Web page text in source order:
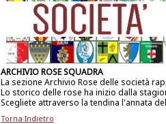
ARCHIVIO ROSE SQUADRA
La sezione Archivio Rose delle società
Lo storico delle rose ha inizio dalla
Scegliete attraverso la tendina l'annata
Torna Indietro